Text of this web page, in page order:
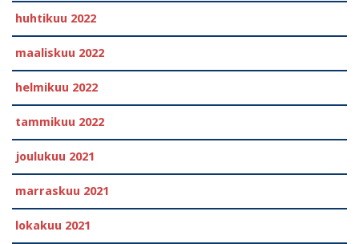
huhtikuu 2022
maaliskuu 2022
helmikuu 2022
tammikuu 2022
joulukuu 2021
marraskuu 2021
lokakuu 2021